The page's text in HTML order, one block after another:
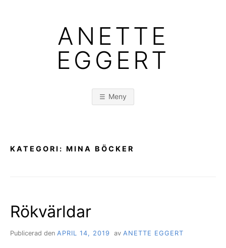
ANETTE
EGGERT
Meny
KATEGORI: MINA BÖCKER
Rökvärldar
Publicerad den APRIL 14, 2019 av ANETTE EGGERT